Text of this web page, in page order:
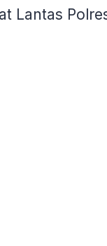
Lantas